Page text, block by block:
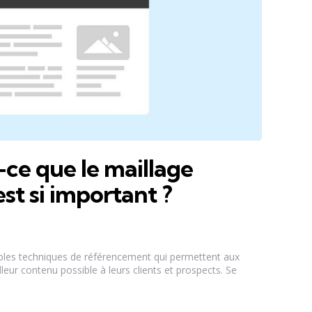
que le maillage
si important ?
techniques de référencement qui permettent aux
contenu possible à leurs clients et prospects. Se